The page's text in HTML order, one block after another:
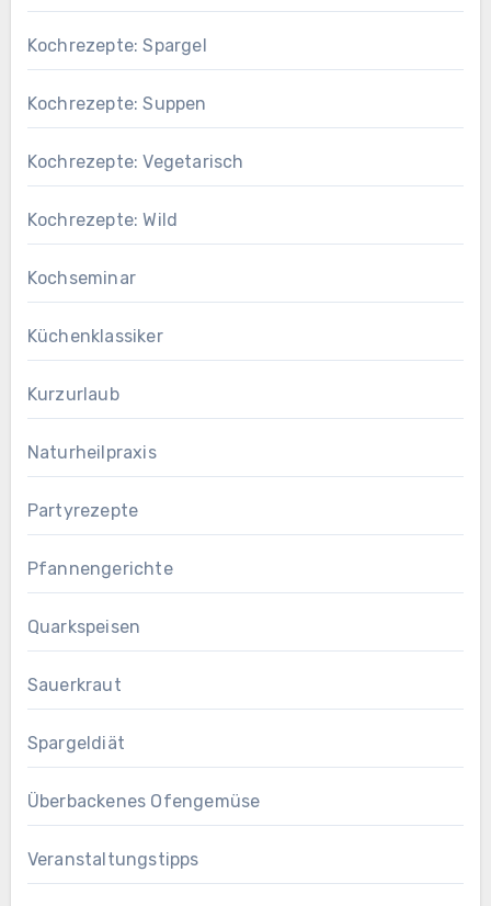
Kochrezepte: Spargel
Kochrezepte: Suppen
Kochrezepte: Vegetarisch
Kochrezepte: Wild
Kochseminar
Küchenklassiker
Kurzurlaub
Naturheilpraxis
Partyrezepte
Pfannengerichte
Quarkspeisen
Sauerkraut
Spargeldiät
Überbackenes Ofengemüse
Veranstaltungstipps